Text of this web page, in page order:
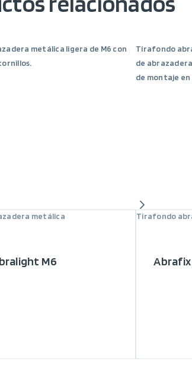
metálica ligera de M6 con
metálica
M6
Tirafondo
de
de montaje
Tirafondo
Abrafix